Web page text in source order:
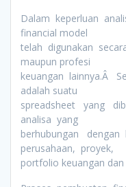
Dalam keperluan
financial model
telah digunakan
maupun profesi
keuangan lainnya.Â
adalah suatu
spreadsheet yang
analisa yang
berhubungan
perusahaan, proyek,
portfolio keuangan dan